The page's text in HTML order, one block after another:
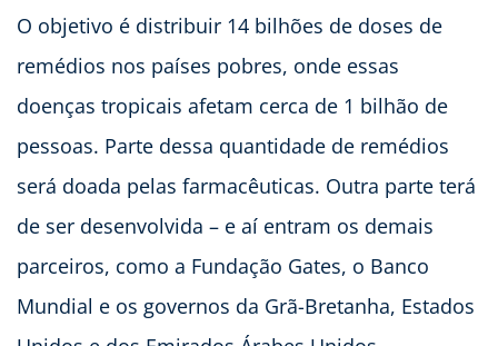
O objetivo é distribuir 14 bilhões de doses de
remédios nos países pobres, onde essas
doenças tropicais afetam cerca de 1 bilhão de
pessoas. Parte dessa quantidade de remédios
será doada pelas farmacêuticas. Outra parte terá
de ser desenvolvida – e aí entram os demais
parceiros, como a Fundação Gates, o Banco
Mundial e os governos da Grã-Bretanha, Estados